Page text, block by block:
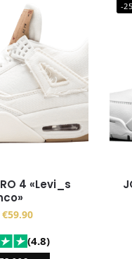
€59.90
(4.8)
-